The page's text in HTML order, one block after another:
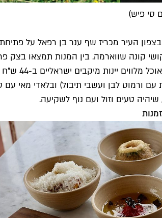
סי פיש)
העיר מכריז שף ענר בן רפאל על
בקושי קונה שווארמה. בין המנות
טעים וזול ועם נוף לשקיעה.